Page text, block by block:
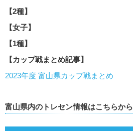
【2種】
【女子】
【1種】
【カップ戦まとめ記事】
2023年度 富山県カップ戦まとめ
富山県内のトレセン情報はこちらから